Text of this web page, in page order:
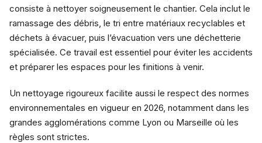
consiste à nettoyer soigneusement le chantier. Cela inclut le
ramassage des débris, le tri entre matériaux recyclables et
déchets à évacuer, puis l’évacuation vers une déchetterie
spécialisée. Ce travail est essentiel pour éviter les accidents
et préparer les espaces pour les finitions à venir.
Un nettoyage rigoureux facilite aussi le respect des normes
environnementales en vigueur en 2026, notamment dans les
grandes agglomérations comme Lyon ou Marseille où les
règles sont strictes.